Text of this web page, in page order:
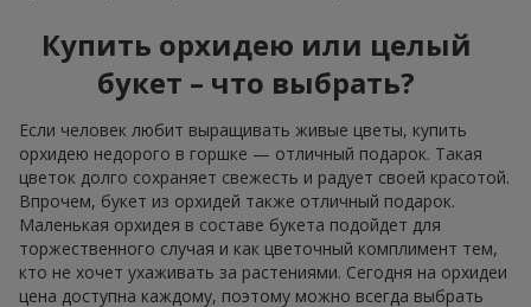
Купить орхидею или целый
букет – что выбрать?
Если человек любит выращивать живые цветы, купить
орхидею недорого в горшке — отличный подарок. Такая
цветок долго сохраняет свежесть и радует своей красотой.
Впрочем, букет из орхидей также отличный подарок.
Маленькая орхидея в составе букета подойдет для
торжественного случая и как цветочный комплимент тем,
кто не хочет ухаживать за растениями. Сегодня на орхидеи
цена доступна каждому, поэтому можно всегда выбрать